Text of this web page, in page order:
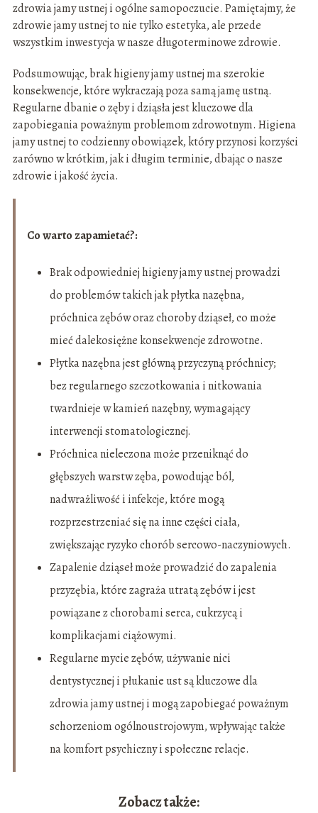
zdrowia jamy ustnej i ogólne samopoczucie. Pamiętajmy, że
zdrowie jamy ustnej to nie tylko estetyka, ale przede
wszystkim inwestycja w nasze długoterminowe zdrowie.
Podsumowując, brak higieny jamy ustnej ma szerokie
konsekwencje, które wykraczają poza samą jamę ustną.
Regularne dbanie o zęby i dziąsła jest kluczowe dla
zapobiegania poważnym problemom zdrowotnym. Higiena
jamy ustnej to codzienny obowiązek, który przynosi korzyści
zarówno w krótkim, jak i długim terminie, dbając o nasze
zdrowie i jakość życia.
Co warto zapamietać?:
Brak odpowiedniej higieny jamy ustnej prowadzi
do problemów takich jak płytka nazębna,
próchnica zębów oraz choroby dziąseł, co może
mieć dalekosiężne konsekwencje zdrowotne.
Płytka nazębna jest główną przyczyną próchnicy;
bez regularnego szczotkowania i nitkowania
twardnieje w kamień nazębny, wymagający
interwencji stomatologicznej.
Próchnica nieleczona może przeniknąć do
głębszych warstw zęba, powodując ból,
nadwrażliwość i infekcje, które mogą
rozprzestrzeniać się na inne części ciała,
zwiększając ryzyko chorób sercowo-naczyniowych.
Zapalenie dziąseł może prowadzić do zapalenia
przyzębia, które zagraża utratą zębów i jest
powiązane z chorobami serca, cukrzycą i
komplikacjami ciążowymi.
Regularne mycie zębów, używanie nici
dentystycznej i płukanie ust są kluczowe dla
zdrowia jamy ustnej i mogą zapobiegać poważnym
schorzeniom ogólnoustrojowym, wpływając także
na komfort psychiczny i społeczne relacje.
Zobacz także: